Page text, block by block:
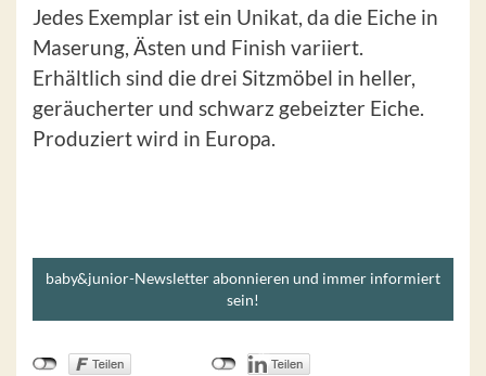
Jedes Exemplar ist ein Unikat, da die Eiche in
Maserung, Ästen und Finish variiert.
Erhältlich sind die drei Sitzmöbel in heller,
geräucherter und schwarz gebeizter Eiche.
Produziert wird in Europa.
baby&junior-Newsletter abonnieren und immer informiert
sein!